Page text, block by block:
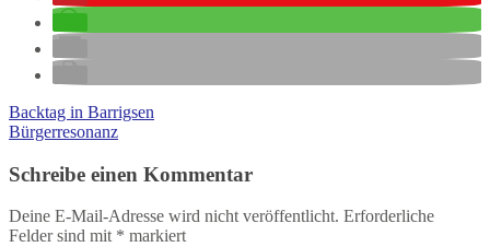
Backtag in Barrigsen
Bürgerresonanz
Schreibe einen Kommentar
Deine E-Mail-Adresse wird nicht veröffentlicht. Erforderliche
Felder sind mit * markiert